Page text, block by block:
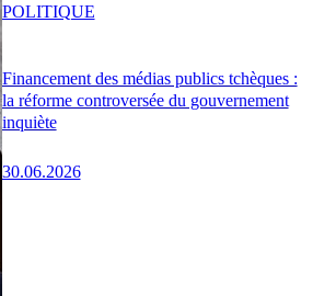
Financement des médias publics tchèques :
la réforme controversée du gouvernement
inquiète
30.06.2026
POLITIQUE